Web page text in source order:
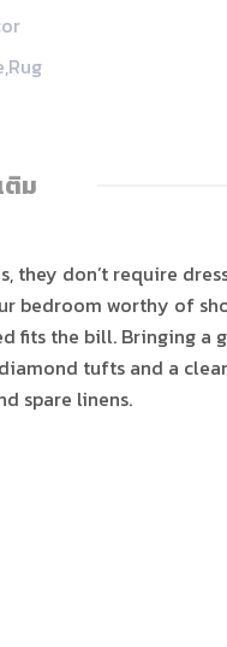
,Rug
ติม
they don’t require
bedroom worthy of
fits the bill. Bringing a
tufts and a
spare linens.